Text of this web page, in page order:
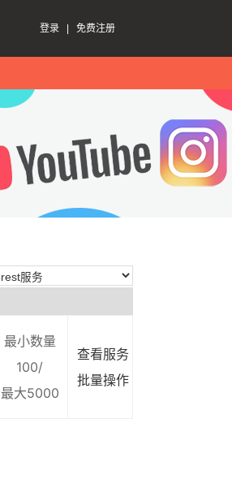
登录 免费注册
最小数量
100/
最大5000
查看服务
批量操作